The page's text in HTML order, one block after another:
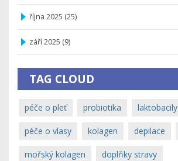
října 2025 (25)
září 2025 (9)
TAG CLOUD
péče o pleť probiotika laktobacily
péče o vlasy kolagen depilace
mořský kolagen doplňky stravy